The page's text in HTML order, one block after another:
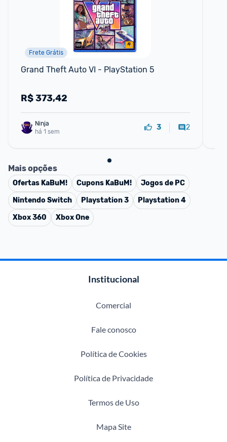
Frete Grátis
Grand Theft Auto VI - PlayStation 5
R$373,42
há 1 sem
3 2
Mais opções
Ofertas KaBuM! Cupons KaBuM!
Jogos de PC
Nintendo Switch
Playstation 3
Playstation 4
Xbox 360
Xbox One
Institucional
Comercial
Fale conosco
Política de Cookies
Política de Privacidade
Termos de Uso
Mapa Site